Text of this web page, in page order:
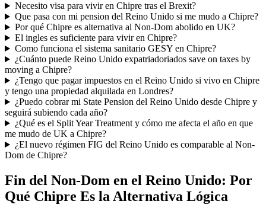
Necesito visa para vivir en Chipre tras el Brexit?
Que pasa con mi pension del Reino Unido si me mudo a Chipre?
Por qué Chipre es alternativa al Non-Dom abolido en UK?
El ingles es suficiente para vivir en Chipre?
Como funciona el sistema sanitario GESY en Chipre?
¿Cuánto puede Reino Unido expatriadoriados save on taxes by
moving a Chipre?
¿Tengo que pagar impuestos en el Reino Unido si vivo en Chipre
y tengo una propiedad alquilada en Londres?
¿Puedo cobrar mi State Pension del Reino Unido desde Chipre y
seguirá subiendo cada año?
¿Qué es el Split Year Treatment y cómo me afecta el año en que
me mudo de UK a Chipre?
¿El nuevo régimen FIG del Reino Unido es comparable al Non-
Dom de Chipre?
Fin del Non-Dom en el Reino Unido: Por
Qué Chipre Es la Alternativa Lógica